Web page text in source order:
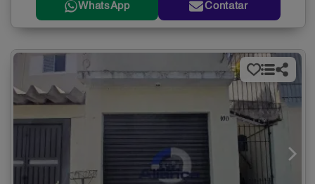
WhatsApp Contatar